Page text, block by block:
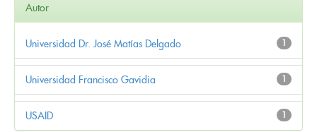
Autor
1
Universidad Dr. José Matías Delgado
1
Universidad Francisco Gavidia
1
USAID